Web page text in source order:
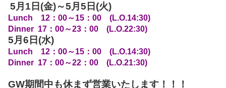
5月1日(金)～5月5日(火)
Lunch 12：00～15：00 (L.O.14:30)
Dinner 17：00～23：00 (L.O.22:30)
5月6日(水)
Lunch 12：00～15：00 (L.O.14:30)
Dinner 17：00～22：00 (L.O.21:30)
GW期間中も休まず営業いたします！！！